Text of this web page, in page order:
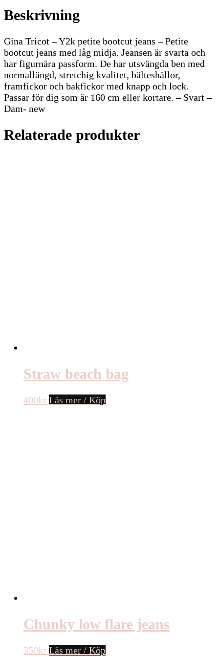
Beskrivning
Gina Tricot – Y2k petite bootcut jeans – Petite
bootcut jeans med låg midja. Jeansen är svarta och
har figurnära passform. De har utsvängda ben med
normallängd, stretchig kvalitet, bälteshällor,
framfickor och bakfickor med knapp och lock.
Passar för dig som är 160 cm eller kortare. – Svart –
Dam- new
Relaterade produkter
Straw beach bag
400kr Läs mer / Köp
Chunky low flare jeans
350kr Läs mer / Köp